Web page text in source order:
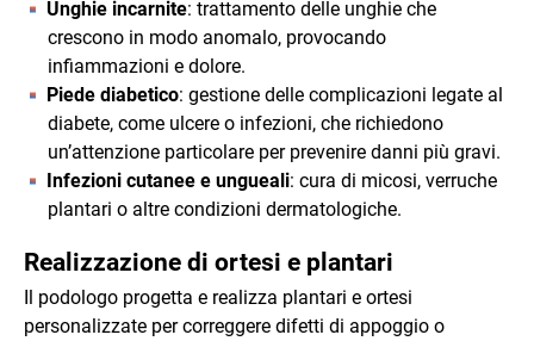
Unghie incarnite: trattamento delle unghie che
crescono in modo anomalo, provocando
infiammazioni e dolore.
Piede diabetico: gestione delle complicazioni legate al
diabete, come ulcere o infezioni, che richiedono
un’attenzione particolare per prevenire danni più gravi.
Infezioni cutanee e ungueali: cura di micosi, verruche
plantari o altre condizioni dermatologiche.
Realizzazione di ortesi e plantari
Il podologo progetta e realizza plantari e ortesi
personalizzate per correggere difetti di appoggio o